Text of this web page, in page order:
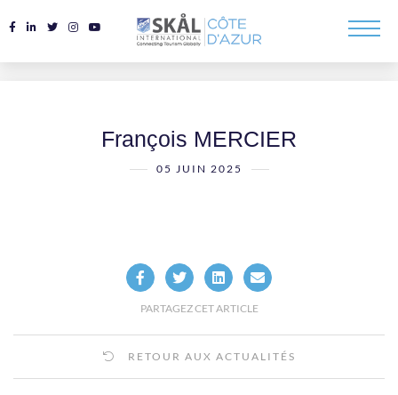
François MERCIER
05 JUIN 2025
PARTAGEZ CET ARTICLE
RETOUR AUX ACTUALITÉS